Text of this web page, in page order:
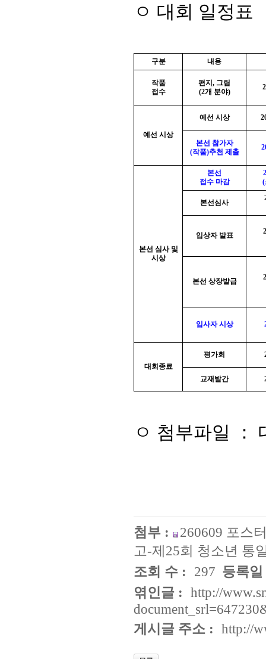
ㅇ 대회 일정표
구분 내용
작품
접수
편지, 그림
(2개 분야)
예선 시상
예선 시상
본선 참가자
(작품)추천 제출
본선 심사 및
시상
본선
접수 마감
(
본선심사
입상자 발표
본선 상장발급
입사자 시상
대회종료
평가회
교재발간
ㅇ 첨부파일 ：
첨부 :
260609 포스
고-제25회 청소년 통
조회 수 :
297 등록
엮인글 : http://
게시글 주소 : http://